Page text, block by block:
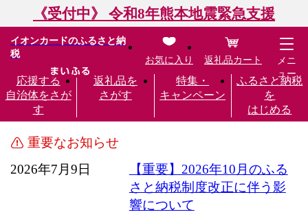
《受付中》 令和8年熊本地震緊急支援
イオンカードのふるさと納
税
応援する
自治体をさが
す
返礼品を
さがす
特集・
キャンペーン
ふるさと納税
を
はじめる
お気に入り 返礼品カート
メニ
ュー
重要なお知らせ
2026年7月9日
【重要】2026年10月のふる
さと納税制度改正に伴う影
響について